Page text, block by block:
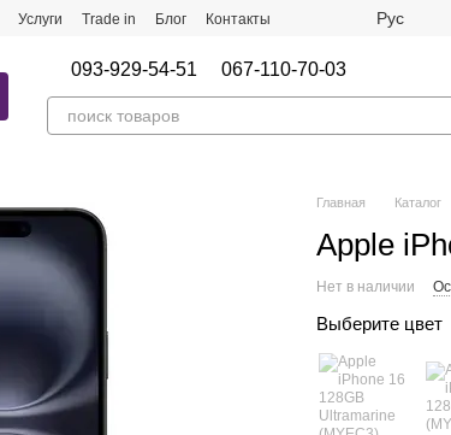
Услуги Trade in Блог Контакты Рус
093-929-54-51 067-110-70-03
Главная Каталог
Apple
Нет в наличии
Выберите цвет